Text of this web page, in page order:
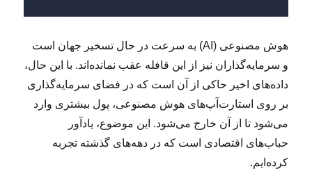
هوش مصنوعی (AI) به سرعت در حال تسخیر جهان است
و سرمایه‌گذاران نیز از این قافله عقب نمانده‌اند. با این حال،
داده‌های اخیر حاکی از آن است که در فضای سرمایه‌گذاری
بر روی استارت‌آپ‌های هوش مصنوعی، پول بیشتری وارد
می‌شود تا از آن خارج می‌شود. این موضوع، یادآور
حباب‌های اقتصادی است که در دهه‌های گذشته تجربه
کرده‌ایم.